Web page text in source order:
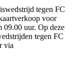
tegen FC
voor
09.00 uur. Op deze
tegen FC
via